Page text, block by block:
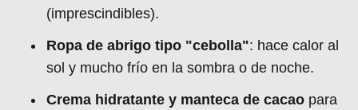
(imprescindibles).
Ropa de abrigo tipo "cebolla": hace calor al
sol y mucho frío en la sombra o de noche.
Crema hidratante y manteca de cacao para